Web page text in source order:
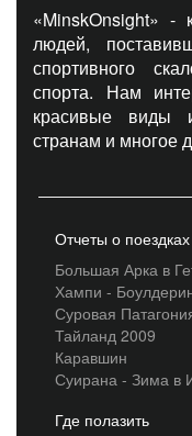
«MinskOnsight» -
людей,
спортивного
спорта. Нам
красивые виды
странам и многое
Отчеты о поездках
Большая Арка в
Хампи -
Суровая
Тайланд 2009
Каравшин
Суирана - Зима в
Где полазить